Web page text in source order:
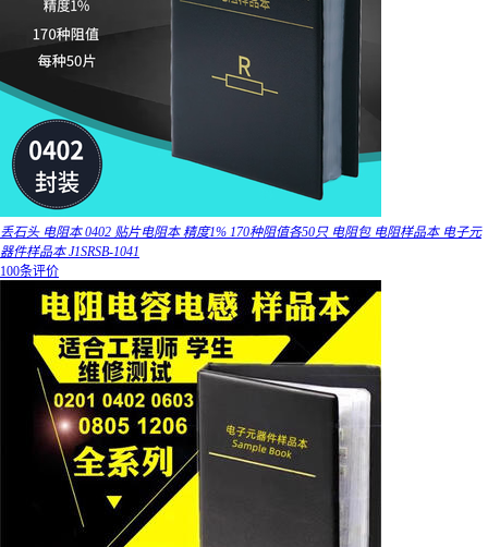
丢石头 电阻本 0402 贴片电阻本 精度1% 170种阻值各50只 电阻包 电阻样品本 电子元
器件样品本 J1SRSB-1041
100条评价